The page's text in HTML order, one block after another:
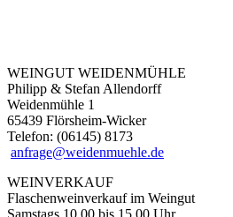
WEINGUT WEIDENMÜHLE
Philipp & Stefan Allendorff
Weidenmühle 1
65439 Flörsheim-Wicker
Telefon: (06145) 8173
anfrage@weidenmuehle.de
WEINVERKAUF
Flaschenweinverkauf im Weingut
Samstags 10.00 bis 15.00 Uhr